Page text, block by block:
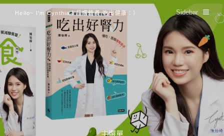
Hello~ I'm Cynthia！品嚐營養 吃出健康：） Sidebar
主選單